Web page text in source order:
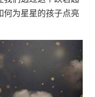
何为星星的孩子点亮